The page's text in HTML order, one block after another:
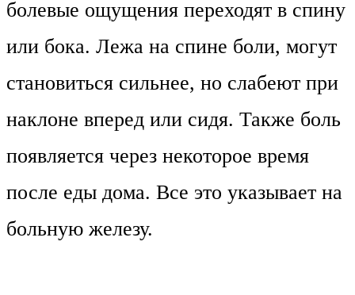
болевые ощущения переходят в спину
или бока. Лежа на спине боли, могут
становиться сильнее, но слабеют при
наклоне вперед или сидя. Также боль
появляется через некоторое время
после еды дома. Все это указывает на
больную железу.